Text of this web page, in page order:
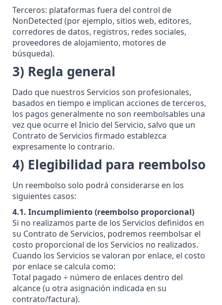
Terceros: plataformas fuera del control de
NonDetected (por ejemplo, sitios web, editores,
corredores de datos, registros, redes sociales,
proveedores de alojamiento, motores de
búsqueda).
3) Regla general
Dado que nuestros Servicios son profesionales,
basados en tiempo e implican acciones de terceros,
los pagos generalmente no son reembolsables una
vez que ocurre el Inicio del Servicio, salvo que un
Contrato de Servicios firmado establezca
expresamente lo contrario.
4) Elegibilidad para reembolso
Un reembolso solo podrá considerarse en los
siguientes casos:
4.1. Incumplimiento (reembolso proporcional)
Si no realizamos parte de los Servicios definidos en
su Contrato de Servicios, podremos reembolsar el
costo proporcional de los Servicios no realizados.
Cuando los Servicios se valoran por enlace, el costo
por enlace se calcula como:
Total pagado ÷ número de enlaces dentro del
alcance (u otra asignación indicada en su
contrato/factura).